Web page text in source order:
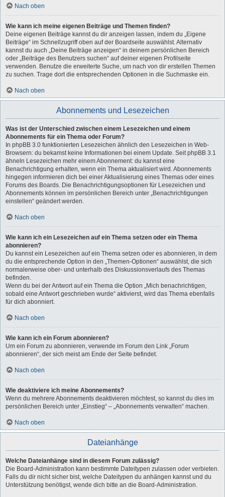
Nach oben
Wie kann ich meine eigenen Beiträge und Themen finden?
Deine eigenen Beiträge kannst du dir anzeigen lassen, indem du „Eigene
Beiträge“ im Schnellzugriff oben auf der Boardseite auswählst. Alternativ
kannst du auch „Deine Beiträge anzeigen“ in deinem persönlichen Bereich
oder „Beiträge des Benutzers suchen“ auf deiner eigenen Profilseite
verwenden. Benutze die erweiterte Suche, um nach von dir erstellen Themen
zu suchen. Trage dort die entsprechenden Optionen in die Suchmaske ein.
Nach oben
Abonnements und Lesezeichen
Was ist der Unterschied zwischen einem Lesezeichen und einem
Abonnements für ein Thema oder Forum?
In phpBB 3.0 funktionierten Lesezeichen ähnlich den Lesezeichen in Web-
Browsern: du bekamst keine Informationen bei einem Update. Seit phpBB 3.1
ähneln Lesezeichen mehr einem Abonnement: du kannst eine
Benachrichtigung erhalten, wenn ein Thema aktualisiert wird. Abonnements
hingegen informieren dich bei einer Aktualisierung eines Themas oder eines
Forums des Boards. Die Benachrichtigungsoptionen für Lesezeichen und
Abonnements können im persönlichen Bereich unter „Benachrichtigungen
einstellen“ geändert werden.
Nach oben
Wie kann ich ein Lesezeichen auf ein Thema setzen oder ein Thema
abonnieren?
Du kannst ein Lesezeichen auf ein Thema setzen oder es abonnieren, in dem
du die entsprechende Option in den „Themen-Optionen“ auswählst, die sich
normalerweise ober- und unterhalb des Diskussionsverlaufs des Themas
befinden.
Wenn du bei der Antwort auf ein Thema die Option „Mich benachrichtigen,
sobald eine Antwort geschrieben wurde“ aktivierst, wird das Thema ebenfalls
für dich abonniert.
Nach oben
Wie kann ich ein Forum abonnieren?
Um ein Forum zu abonnieren, verwende im Forum den Link „Forum
abonnieren“, der sich meist am Ende der Seite befindet.
Nach oben
Wie deaktiviere ich meine Abonnements?
Wenn du mehrere Abonnements deaktivieren möchtest, so kannst du dies im
persönlichen Bereich unter „Einstieg“ – „Abonnements verwalten“ machen.
Nach oben
Dateianhänge
Welche Dateianhänge sind in diesem Forum zulässig?
Die Board-Administration kann bestimmte Dateitypen zulassen oder verbieten.
Falls du dir nicht sicher bist, welche Dateitypen du anhängen kannst und du
Unterstützung benötigst, wende dich bitte an die Board-Administration.